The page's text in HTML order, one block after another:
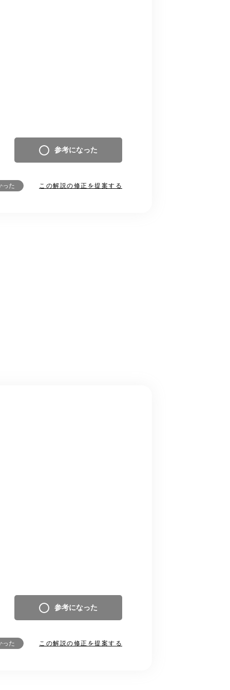
参考になった
った この解説の修正を提案する
参考になった
った この解説の修正を提案する